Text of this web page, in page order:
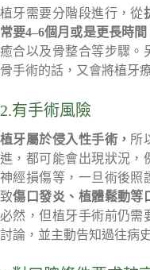
植牙需要分階段進行，從
常要4–6個月或是更長時間
癒合以及骨整合等步驟。
骨手術的話，又會將植牙
2.有手術風險
植牙屬於侵入性手術， 所
進，都可能會出現狀況，
神經損傷等，一旦術後照
致傷口發炎、植體鬆動等
必然，但植牙手術前仍需
討論，並主動告知過往病